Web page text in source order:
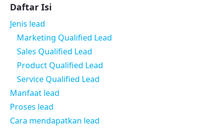
Daftar Isi
Jenis lead
Marketing Qualified Lead
Sales Qualified Lead
Product Qualified Lead
Service Qualified Lead
Manfaat lead
Proses lead
Cara mendapatkan lead